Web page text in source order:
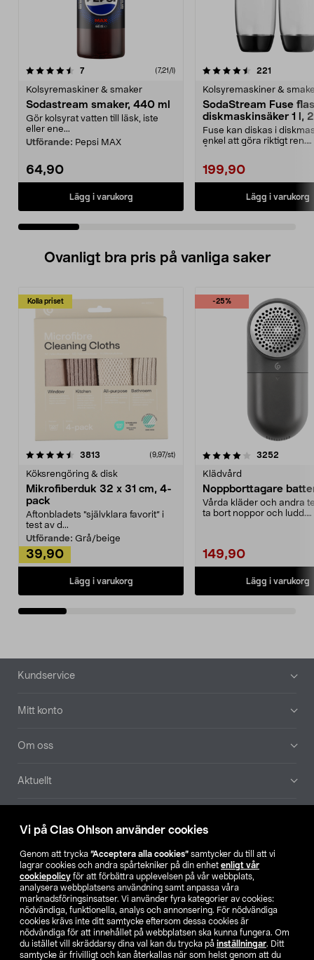
Vi på Clas Ohlson använder cookies
Genom att trycka ”Acceptera alla cookies” samtycker du till att vi
lagrar cookies och andra spårtekniker på din enhet enligt vår
cookiepolicy för att förbättra upplevelsen på vår webbplats,
analysera webbplatsens användning samt anpassa våra
marknadsföringsinsatser. Vi använder fyra kategorier av cookies:
nödvändiga, funktionella, analys och annonsering. För nödvändiga
cookies krävs inte ditt samtycke eftersom dessa cookies är
nödvändiga för att innehållet på webbplatsen ska kunna fungera. Om
du istället vill skräddarsy dina val kan du trycka på inställningar. Ditt
samtycke är frivilligt och kan återkallas när som helst genom att du
7recensioner (7,21/l)
Kolsyremaskiner & smaker
Sodastream smaker, 440 ml
Gör kolsyrat vatten till läsk, iste
eller ene...
Utförande: Pepsi MAX
64,90
Lägg i varukorg
4.5 av 5 stjärnor 221
Kolsyremaskiner &
SodaStream Fuse
diskmaskinsäker 1 l,
Fuse kan diskas i
enkel att göra riktigt ren.
199,90
Lägg i varukorg
4.5 av 5 stjärnor
Ovanligt bra pris på vanliga saker
Kolla priset
3813 (9,97/st)
Köksrengöring & disk
Mikrofiberduk 32 x 31 cm, 4-
pack
Aftonbladets "självklara favorit” i
test av d...
Utförande: Grå/beige
39,90
Lägg i varukorg
-25%
4.0av 5 stjärnor 3252
Klädvård
Noppborttagare
Vårda kläder och andra
ta bort noppor och ludd.
149,90
Lägg i varukorg
4.5av 5 stjärnor
Sidfot
Kundservice
Mitt konto
Om oss
Aktuellt
Hitta butik
SE NO FI